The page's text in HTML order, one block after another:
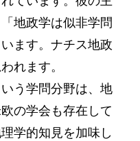
地政学は似非学問
ます。ナチス地政
れます。
う学問分野は、地
の学会も存在して
学的知見を加味し